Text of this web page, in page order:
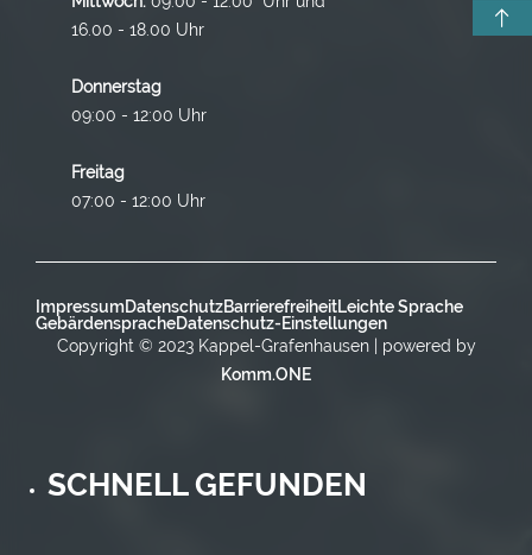
16.00 - 18.00 Uhr
Donnerstag
09:00 - 12:00 Uhr
Freitag
07:00 - 12:00 Uhr
ImpressumDatenschutzBarrierefreiheitLeichte Sprache
GebärdenspracheDatenschutz-Einstellungen
Copyright © 2023 Kappel-Grafenhausen | powered by
Komm.ONE
SCHNELL GEFUNDEN